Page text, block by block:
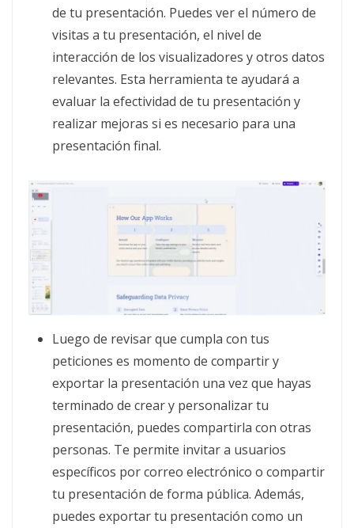
de tu presentación. Puedes ver el número de
visitas a tu presentación, el nivel de
interacción de los visualizadores y otros datos
relevantes. Esta herramienta te ayudará a
evaluar la efectividad de tu presentación y
realizar mejoras si es necesario para una
presentación final.
Luego de revisar que cumpla con tus
peticiones es momento de compartir y
exportar la presentación una vez que hayas
terminado de crear y personalizar tu
presentación, puedes compartirla con otras
personas. Te permite invitar a usuarios
específicos por correo electrónico o compartir
tu presentación de forma pública. Además,
puedes exportar tu presentación como un